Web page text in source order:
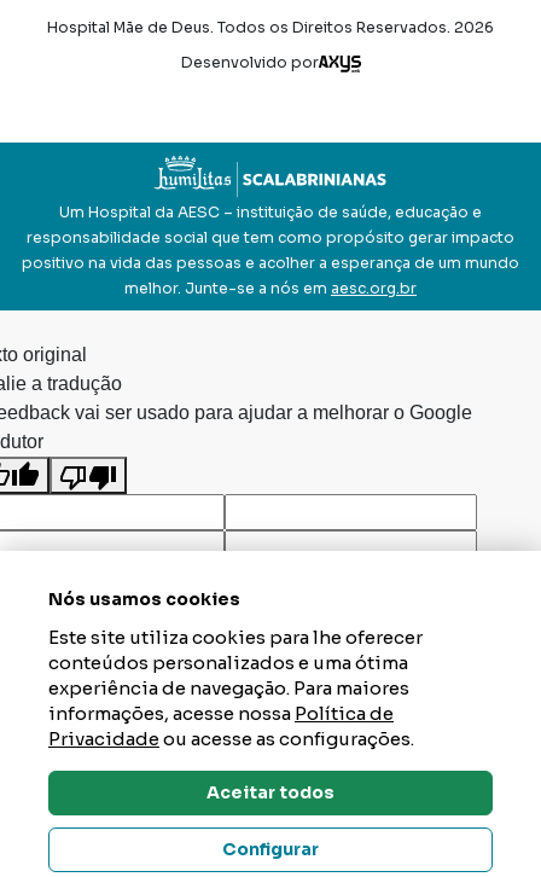
Hospital Mãe de Deus. Todos os Direitos Reservados. 2026
Desenvolvido por
Axysweb
Um Hospital da AESC – instituição de saúde, educação e
responsabilidade social que tem como propósito gerar impacto
positivo na vida das pessoas e acolher a esperança de um mundo
melhor. Junte-se a nós em aesc.org.br
Dúvidas? Tire Aqui
Nós usamos cookies
Este site utiliza cookies para lhe oferecer
conteúdos personalizados e uma ótima
experiência de navegação. Para maiores
informações, acesse nossa Política de
Privacidadeou acesse as configurações.
Aceitar todos
Configurar
original
a tradução
vai ser usado para ajudar a melhorar o Google